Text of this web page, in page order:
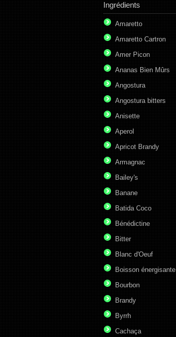
Ingrédients
Amaretto
Amaretto Cartron
Amer Picon
Ananas Bien Mûrs
Angostura
Angostura bitters
Anisette
Aperol
Apricot Brandy
Armagnac
Bailey's
Banane
Batida Coco
Bénédictine
Bitter
Blanc d'Oeuf
Boisson énergisante
Bourbon
Brandy
Byrrh
Cachaça